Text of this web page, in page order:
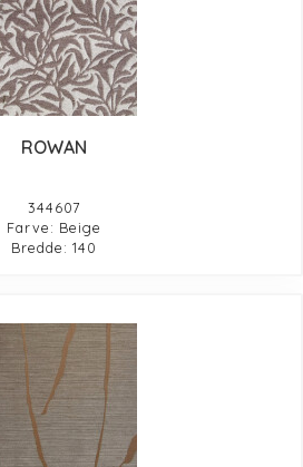
ROWAN
344607
Farve: Beige
Bredde: 140